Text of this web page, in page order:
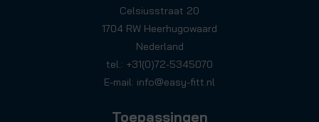
Celsiusstraat 20
1704 RW Heerhugowaard
Nederland
tel.: +31(0)72-5345070
E-mail: info@easy-fitt.nl
Toepassingen